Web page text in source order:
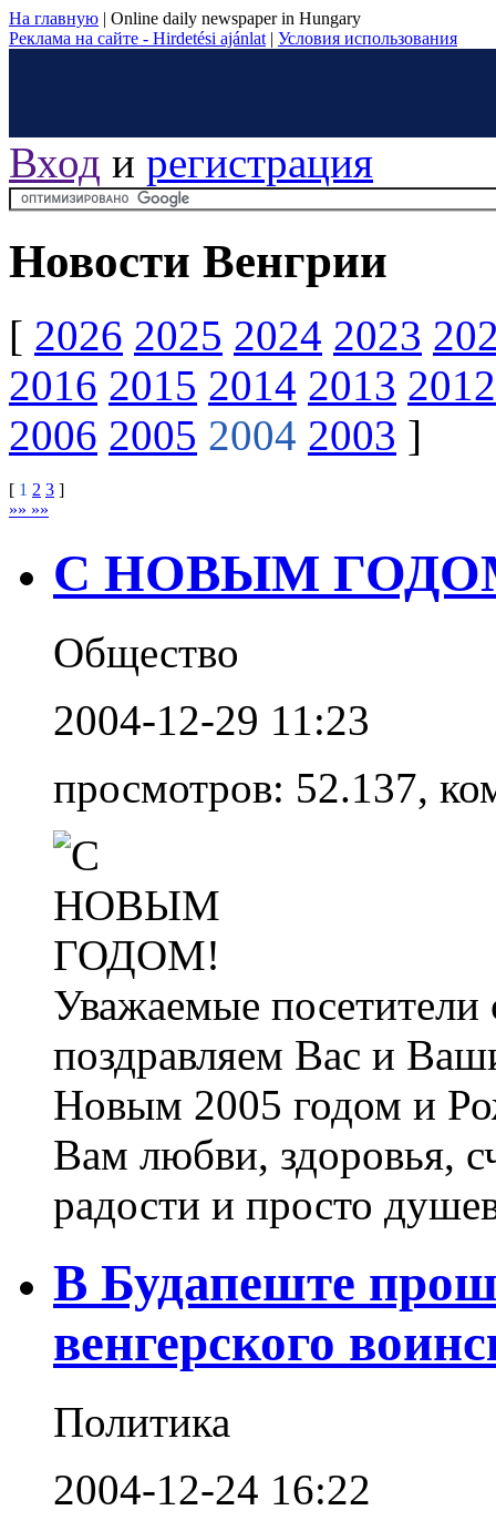
На главную | Online daily newspaper in Hungary
Реклама на сайте - Hirdetési ajánlat | Условия использования
Вход и регистрация
Новости Венгрии
[ 2026 2025 2024 2023
2016 2015 2014 2013 2012
2006 2005 2004 2003 ]
[ 1 2 3 ]
»» »»
С НОВЫМ
Общество
2004-12-29 11:23
просмотров: 52.137,
Уважаемые посетители
поздравляем Вас и
Новым 2005 годом и
Вам любви, здоровья,
радости и просто
В Будапеште
венгерского
Политика
2004-12-24 16:22